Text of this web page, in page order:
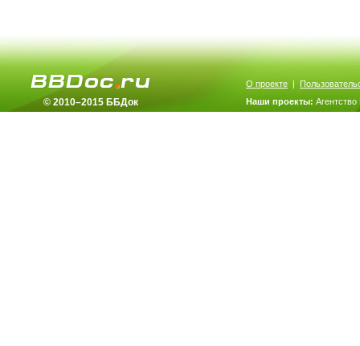
© 2010–2015 ББДок
О проекте |
Наши проекты: